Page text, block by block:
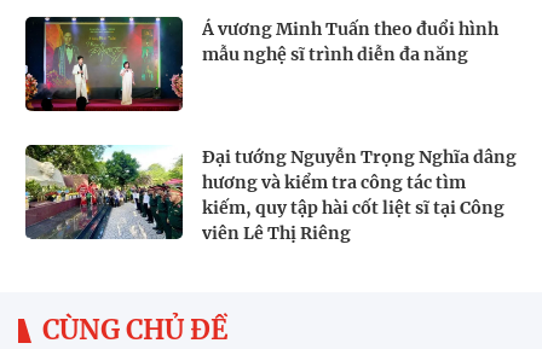
Á vương Minh Tuấn theo đuổi hình
mẫu nghệ sĩ trình diễn đa năng
Đại tướng Nguyễn Trọng Nghĩa dâng
hương và kiểm tra công tác tìm
kiếm, quy tập hài cốt liệt sĩ tại Công
viên Lê Thị Riêng
CÙNG CHỦ ĐỀ